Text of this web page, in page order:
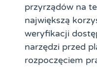
przyrządów na
największą
weryfikacji
narzędzi przed
rozpoczęciem